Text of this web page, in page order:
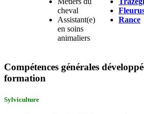
cheval
Assistant(e)
en soins
animaliers
Rance
Compétences générales
formation
Sylviculture